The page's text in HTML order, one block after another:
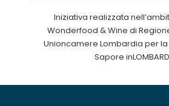
Iniziativa realizzata
Wonderfood & Wine di
Unioncamere Lombardia per
Sapore